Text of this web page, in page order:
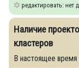
редактировать: нет
Наличие
кластеров
В настоящее время